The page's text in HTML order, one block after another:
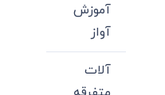
آموزش
آواز
آلات